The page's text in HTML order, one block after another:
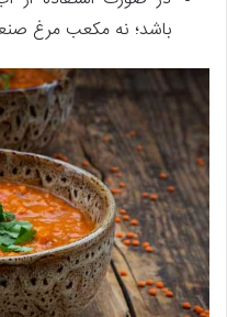
باشد؛ نه مکعب مرغ